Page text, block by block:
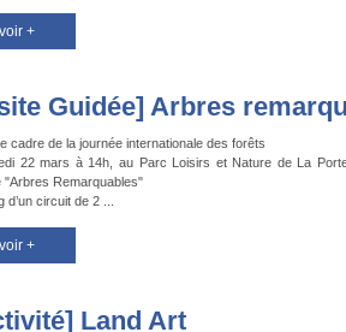
+
Guidée] Arbres
cadre de la journée internationale des forêts
22 mars à 14h, au Parc Loisirs et Nature de La
"Arbres Remarquables"
d’un circuit de 2 ...
+
Land Art